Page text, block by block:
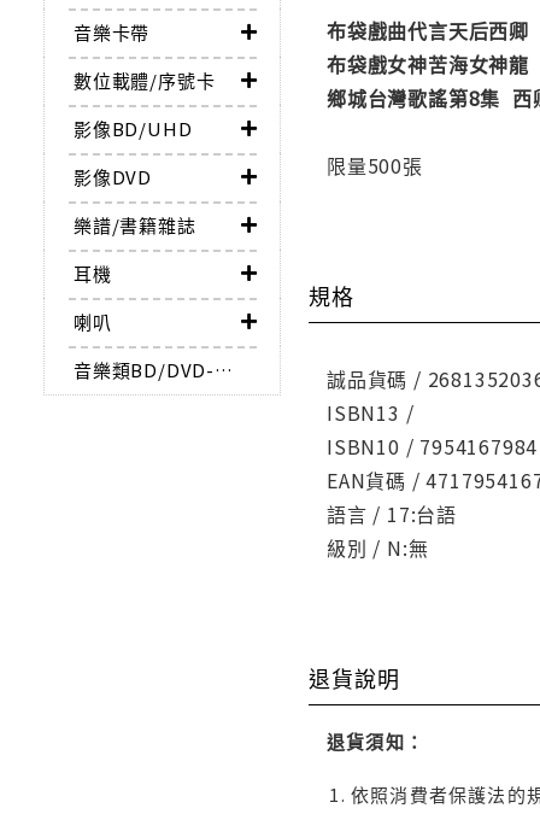
音樂卡帶
數位載體/序號卡
影像BD/UHD
影像DVD
樂譜/書籍雜誌
耳機
喇叭
音樂類BD/DVD-AUDIO
布袋戲曲代言天后西
布袋戲女神苦海女神
鄉城台灣歌謠第8集 西
限量500張
規格
誠品貨碼 /
ISBN13 /
ISBN10 / 7954167984
EAN貨碼 /
語言 / 17:台語
級別 / N:無
退貨說明
退貨須知：
依照消費者保護法的